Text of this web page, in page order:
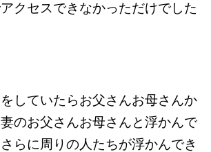
クセスできなかっただけでした
していたらお父さんお母さんか
のお父さんお母さんと浮かんで
らに周りの人たちが浮かんでき